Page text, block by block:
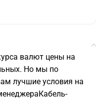
валют цены на
Но мы по
лучшие условия на